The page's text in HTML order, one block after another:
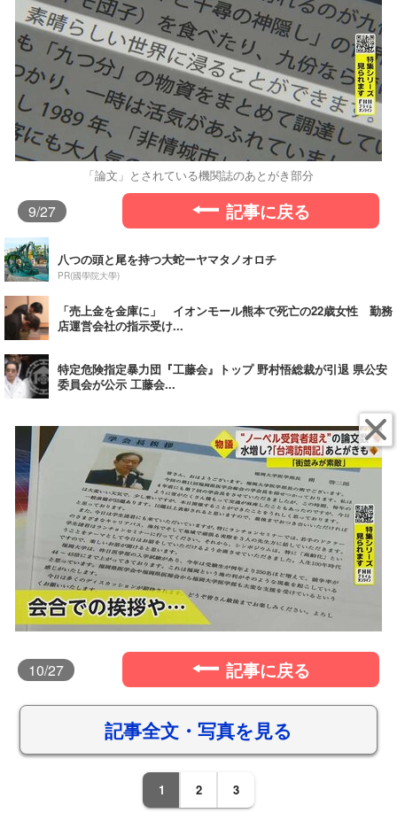
「論文」とされている機関誌のあとがき部分
9/27 記事に戻る
八つの頭と尾を持つ大蛇ーヤマタノオロチ
PR(國學院大學)
「売上金を金庫に」 イオンモール熊本で死亡の22歳女性 勤務
店運営会社の指示受け...
特定危険指定暴力団『工藤会』トップ 野村悟総裁が引退 県公安
委員会が公示 工藤会...
10/27 記事に戻る
記事全文・写真を見る
1 2 3